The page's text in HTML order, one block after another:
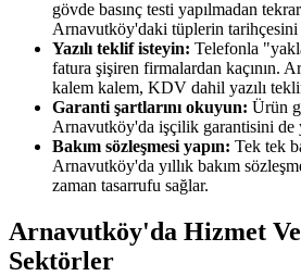
gövde basınç testi yapılmadan
Arnavutköy'daki tüplerin
Yazılı teklif isteyin: Telefonla
fatura şişiren firmalardan kaçının.
kalem kalem, KDV dahil yazılı
Garanti şartlarını okuyun: Ürün
Arnavutköy'da işçilik garantisini de
Bakım sözleşmesi yapın: Tek tek
Arnavutköy'da yıllık bakım
zaman tasarrufu sağlar.
Arnavutköy'da Hizmet
Sektörler